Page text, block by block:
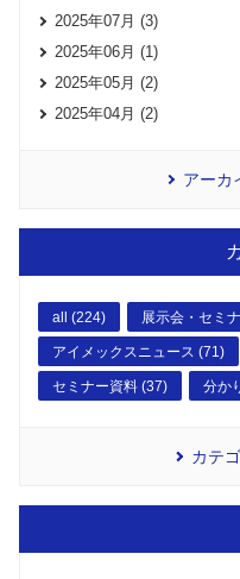
2025年07月 (3)
2025年06月 (1)
2025年05月 (2)
2025年04月 (2)
アーカ
all (224) 展示会・セミ
アイメックスニュース (71)
セミナー資料 (37) 分か
カテ